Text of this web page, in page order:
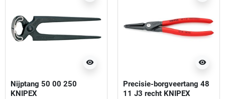
visibility
Nijptang 50 00 250
KNIPEX
visibility
Precisie-borgveertang 48
11 J3 recht KNIPEX